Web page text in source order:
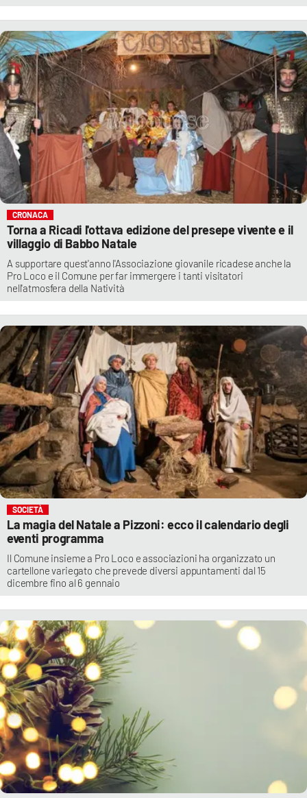
CRONACA
Torna a Ricadi l'ottava edizione del presepe vivente e il
villaggio di Babbo Natale
A supportare quest'anno l'Associazione giovanile ricadese anche la
Pro Loco e il Comune per far immergere i tanti visitatori
nell'atmosfera della Natività
SOCIETÀ
La magia del Natale a Pizzoni: ecco il calendario degli
eventi programma
Il Comune insieme a Pro Loco e associazioni ha organizzato un
cartellone variegato che prevede diversi appuntamenti dal 15
dicembre fino al 6 gennaio